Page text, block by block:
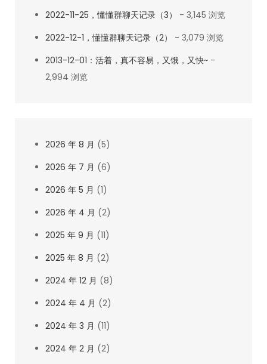
2022-11-25，懂懂群聊天记录（3）
- 3,145 浏览
2022-12-1，懂懂群聊天记录（2）
- 3,079 浏览
2013-12-01：活着，真不容易，又饿，又快~ -
2,994 浏览
2026 年 8 月 (5)
2026 年 7 月 (6)
2026 年 5 月 (1)
2026 年 4 月 (2)
2025 年 9 月 (11)
2025 年 8 月 (2)
2024 年 12 月 (8)
2024 年 4 月 (2)
2024 年 3 月 (11)
2024 年 2 月 (2)